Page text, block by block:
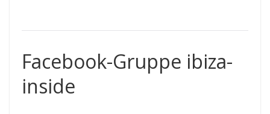
Facebook-Gruppe ibiza-
inside